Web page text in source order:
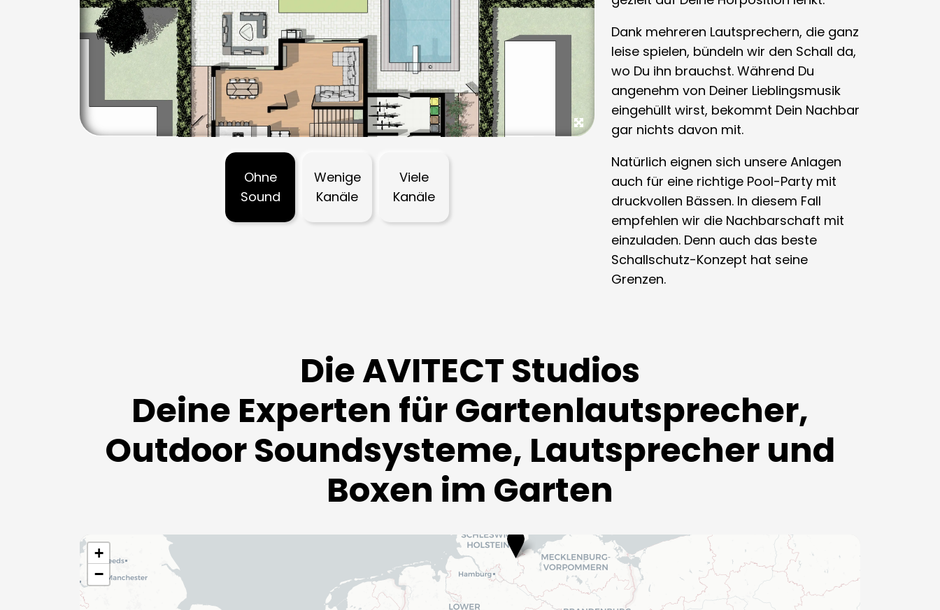
Dank mehreren Lautsprechern, die ganz
leise spielen, bündeln wir den Schall da,
wo Du ihn brauchst. Während Du
angenehm von Deiner Lieblingsmusik
eingehüllt wirst, bekommt Dein Nachbar
gar nichts davon mit.
Natürlich eignen sich unsere Anlagen
auch für eine richtige Pool-Party mit
druckvollen Bässen. In diesem Fall
empfehlen wir die Nachbarschaft mit
einzuladen. Denn auch das beste
Schallschutz-Konzept hat seine
Grenzen.
Ohne
Sound
Wenige
Kanäle
Viele
Kanäle
Die AVITECT Studios
Deine Experten für Gartenlautsprecher,
Outdoor Soundsysteme, Lautsprecher und
Boxen im Garten
+
−